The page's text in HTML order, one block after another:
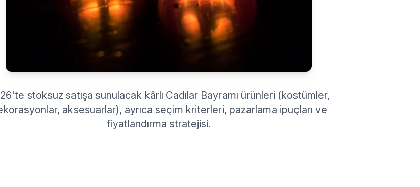
stoksuz satışa sunulacak kârlı Cadılar Bayramı ürünleri (kostümler,
aksesuarlar), ayrıca seçim kriterleri, pazarlama ipuçları ve
fiyatlandırma stratejisi.